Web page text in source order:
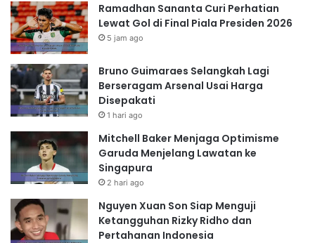
Ramadhan Sananta Curi Perhatian
Lewat Gol di Final Piala Presiden 2026
5 jam ago
Bruno Guimaraes Selangkah Lagi
Berseragam Arsenal Usai Harga
Disepakati
1 hari ago
Mitchell Baker Menjaga Optimisme
Garuda Menjelang Lawatan ke
Singapura
2 hari ago
Nguyen Xuan Son Siap Menguji
Ketangguhan Rizky Ridho dan
Pertahanan Indonesia